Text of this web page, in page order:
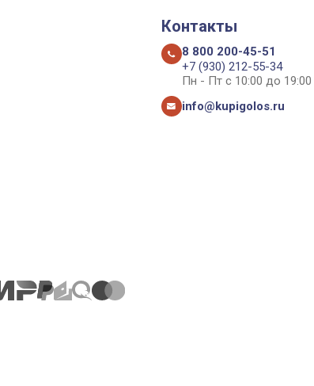
Контакты
8 800 200-45-51
+7 (930) 212-55-34
Пн - Пт с 10:00 до 19:00
info@kupigolos.ru